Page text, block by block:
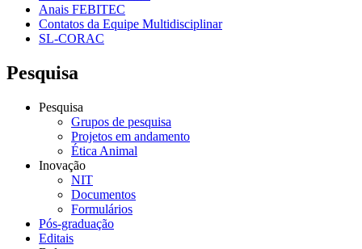
Anais FEBITEC
Contatos da Equipe Multidisciplinar
SL-CORAC
Pesquisa
Pesquisa
Grupos de pesquisa
Projetos em andamento
Ética Animal
Inovação
NIT
Documentos
Formulários
Pós-graduação
Editais